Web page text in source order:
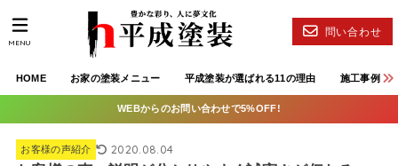
HOME お家の塗装メニュー 平成塗装が選ばれる11の理由 施工事例
問い合わせ
MENU
WEBからのお問い合わせで5%OFF!
お客様の声紹介 2020.08.04